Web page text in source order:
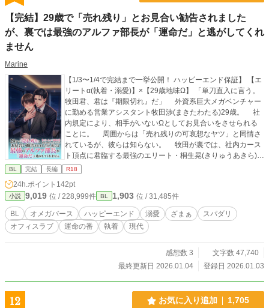
【完結】29歳で「売れ残り」とお見合い勧告されました
が、裏では最強のアルファ部長が「運命だ」と逃がしてくれ
ません
Marine
【1/3〜1/4で完結まで一挙公開！ ハッピーエンド保証】 【エ
リートα(執着・溺愛)】×【29歳地味Ω】 「単刀直入に言う。
牧田君、君は『期限切れ』だ」 外資系巨大メガベンチャー
に勤める営業アシスタント牧田渉(まきたわたる)29歳。 社
内規定により、相手がいないΩとしてお見合いをさせられる
ことに。 周囲からは「売れ残りの可哀想なヤツ」と同情さ
れているが、彼らは知らない。 牧田が裏では、社内カース
ト頂点に君臨する最強のエリート・桐生晃(きりゅうあきら)
に、毎晩とろとろに甘やかされていることを。 けれど、牧
田はとんでもない勘違いをしていた。 行為の最中、部長の
瞳が『金色』に変わるのは、自分の発情暴走による『生理的
な混乱（コンタミ）』だと信じ込んでいるのだ。 「俺を狂わ
せているのは、お前なんだよ」 ・一泊45万円のホテルでエッ
チ ・ハイヤーで一緒に出社。 ・コーヒーをこぼせば、役員用
ロッカールームに連れ込まれ、汚れた肌を舐め取られる。 ・
は最強スパダリの独占所有物。 お見合い話がバレた時、桐
BL 完結 長編 R18
24h.ポイント 142pt
小説 9,019 位 / 228,999件 BL 1,903 位 / 31,485件
BL オメガバース ハッピーエンド 溺愛 ざまぁ
スパダリ
オフィスラブ
運命の番 執着 現代
感想数 3
文字数 47,740
最終更新日 2026.01.04
登録日 2026.01.03
12 お気に入り追加 1,705